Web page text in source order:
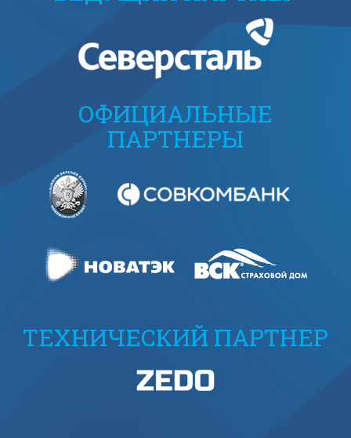
ОФИЦИАЛЬНЫЕ
ПАРТНЕРЫ
ТЕХНИЧЕСКИЙ ПАРТНЕР